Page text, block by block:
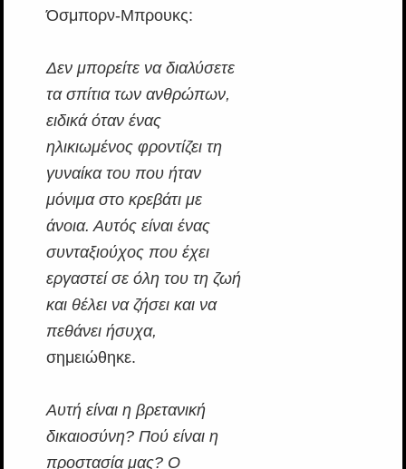
Όσμπορν-Μπρουκς:
Δεν μπορείτε να διαλύσετε
τα σπίτια των ανθρώπων,
ειδικά όταν ένας
ηλικιωμένος φροντίζει τη
γυναίκα του που ήταν
μόνιμα στο κρεβάτι με
άνοια. Αυτός είναι ένας
συνταξιούχος που έχει
εργαστεί σε όλη του τη ζωή
και θέλει να ζήσει και να
πεθάνει ήσυχα,
σημειώθηκε.
Αυτή είναι η βρετανική
δικαιοσύνη? Πού είναι η
προστασία μας? Ο